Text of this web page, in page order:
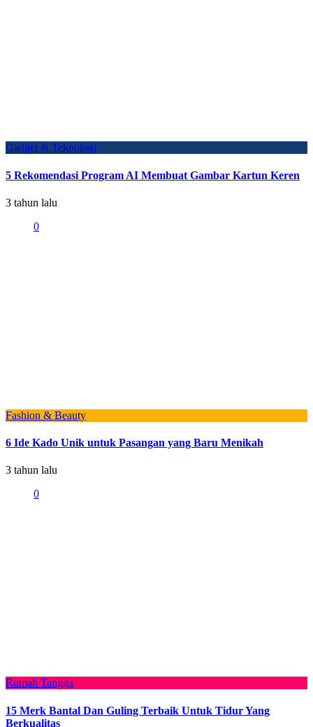
Gadget & Teknologi
5 Rekomendasi Program AI Membuat Gambar Kartun Keren
3 tahun lalu
0
Fashion & Beauty
6 Ide Kado Unik untuk Pasangan yang Baru Menikah
3 tahun lalu
0
Rumah Tangga
15 Merk Bantal Dan Guling Terbaik Untuk Tidur Yang
Berkualitas